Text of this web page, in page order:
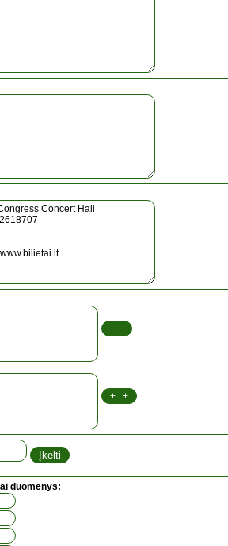
duomenys: